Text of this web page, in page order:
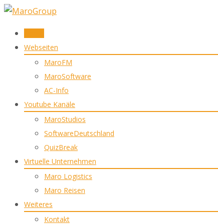
Skip
Webseiten
MaroFM
MaroSoftware
AC-Info
Youtube Kanäle
MaroStudios
SoftwareDeutschland
QuizBreak
Virtuelle Unternehmen
Maro Logistics
Maro Reisen
Weiteres
Kontakt